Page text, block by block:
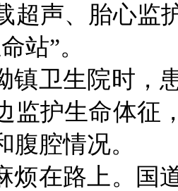
超声、胎心监
站”。
镇卫生院时，
监护生命体征
腹腔情况。
烦在路上。国